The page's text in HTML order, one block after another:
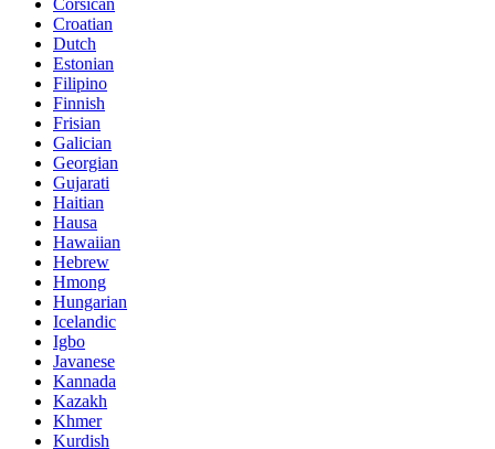
Corsican
Croatian
Dutch
Estonian
Filipino
Finnish
Frisian
Galician
Georgian
Gujarati
Haitian
Hausa
Hawaiian
Hebrew
Hmong
Hungarian
Icelandic
Igbo
Javanese
Kannada
Kazakh
Khmer
Kurdish